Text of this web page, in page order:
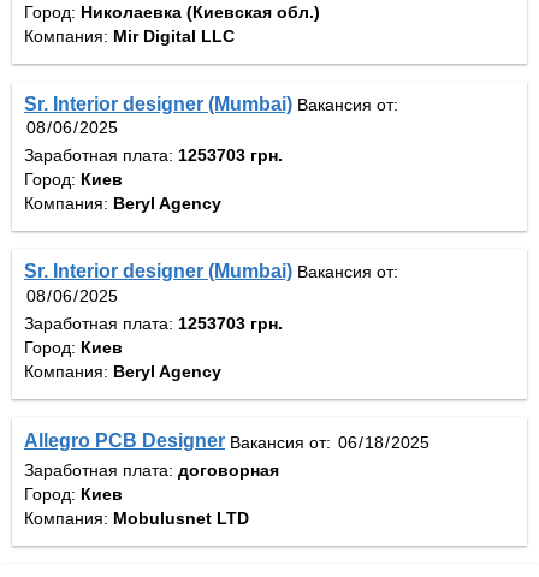
Город: Николаевка (Киевская обл.)
Компания: Mir Digital LLC
Sr. Interior designer (Mumbai) Вакансия от:
Заработная плата: 1253703 грн.
Город: Киев
Компания: Beryl Agency
Sr. Interior designer (Mumbai) Вакансия от:
Заработная плата: 1253703 грн.
Город: Киев
Компания: Beryl Agency
Allegro PCB Designer Вакансия от:
Заработная плата: договорная
Город: Киев
Компания: Mobulusnet LTD